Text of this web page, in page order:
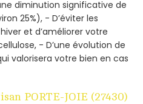
diminution significative de
25%), - D’éviter les
et d’améliorer votre
- D’une évolution de
valorisera votre bien en cas
PORTE-JOIE (27430)